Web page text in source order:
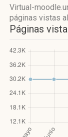
Virtual-
páginas vistas
Páginas